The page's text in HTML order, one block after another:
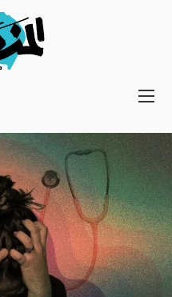
Main
Secondary
Navigation